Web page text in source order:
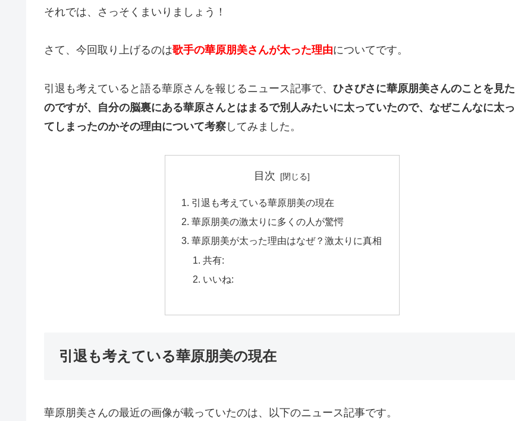
それでは、さっそくまいりましょう！
さて、今回取り上げるのは歌手の華原朋美さんが太った理由についてです。
引退も考えていると語る華原さんを報じるニュース記事で、 ひさびさに華原朋美さんのことを見た
のですが、自分の脳裏にある華原さんとはまるで別人みたいに太っていたので、なぜこんなに太っ
てしまったのかその理由について考察 してみました。
目次
引退も考えている華原朋美の現在
華原朋美の激太りに多くの人が驚愕
華原朋美が太った理由はなぜ？激太りに真相
共有:
いいね:
引退も考えている華原朋美の現在
華原朋美さんの最近の画像が載っていたのは、以下のニュース記事です。